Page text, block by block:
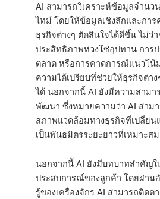
AI สามารถวิเคราะห์ข้อมูลจำนว
ไทม์ โดยให้ข้อมูลเชิงลึกและกา
ธุรกิจต่างๆ ตัดสินใจได้ดีขึ้น ไม่ว่า
ประสิทธิภาพห่วงโซ่อุปทาน การ
ตลาด หรือการคาดการณ์แนวโน้
ความได้เปรียบที่ช่วยให้ธุรกิจต่า
ได้ นอกจากนี้ AI ยังมีความสามา
พัฒนา ซึ่งหมายความว่า AI สามา
สภาพแวดล้อมทางธุรกิจที่เปลี่ยน
เป็นพันธมิตรระยะยาวที่เหมาะสม
นอกจากนี้ AI ยังมีบทบาทสำคัญใ
ประสบการณ์ของลูกค้า โดยผ่าน
รู้ของเครื่องจักร AI สามารถติดต